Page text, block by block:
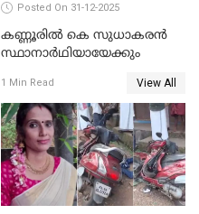
Posted On 31-12-2025
കണ്ണൂരിൽ കെ സുധാകരൻ
സ്ഥാനാർഥിയായേക്കും
1 Min Read View All